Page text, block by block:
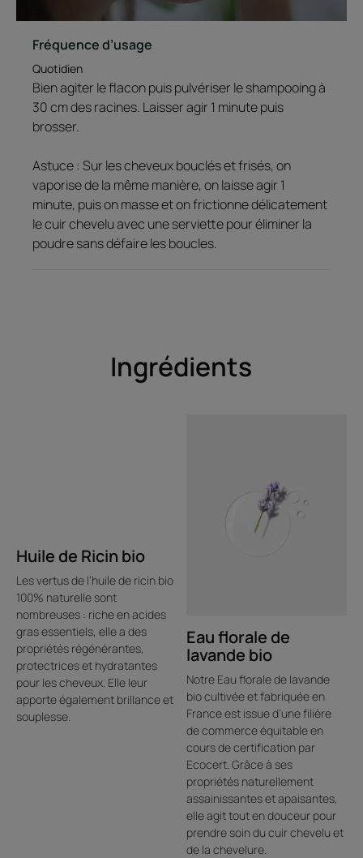
Fréquence d’usage
Quotidien
Bien agiter le flacon puis pulvériser le shampooing à
30 cm des racines. Laisser agir 1 minute puis
brosser.
Astuce : Sur les cheveux bouclés et frisés, on
vaporise de la même manière, on laisse agir 1
minute, puis on masse et on frictionne délicatement
le cuir chevelu avec une serviette pour éliminer la
poudre sans défaire les boucles.
Ingrédients
Huile de Ricin bio
Les vertus de l’huile de ricin bio
100% naturelle sont
nombreuses : riche en acides
gras essentiels, elle a des
propriétés régénérantes,
protectrices et hydratantes
pour les cheveux. Elle leur
apporte également brillance et
souplesse.
Eau florale de
lavande bio
Notre Eau florale de lavande
bio cultivée et fabriquée en
France est issue d’une filière
de commerce équitable en
cours de certification par
Ecocert. Grâce à ses
propriétés naturellement
assainissantes et apaisantes,
elle agit tout en douceur pour
prendre soin du cuir chevelu et
de la chevelure.